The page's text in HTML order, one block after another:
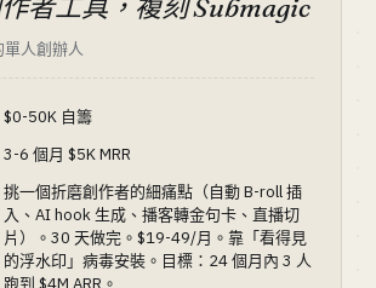
者工具，複刻 Submagic
人創辦人
$0-50K 自籌
3-6 個月 $5K MRR
挑一個折磨創作者的細痛點（自動 B-roll 插
入、AI hook 生成、播客轉金句卡、直播切
片）。30 天做完。$19-49/月。靠「看得見
的浮水印」病毒安裝。目標：24 個月內 3 人
跑到 $4M ARR。